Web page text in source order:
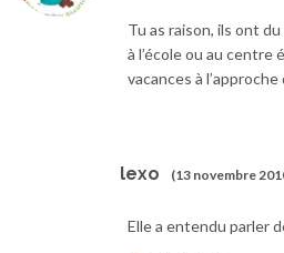
Tu as raison, ils ont
à l’école ou au centre
vacances à l’approche
lexo (13 novembre
Elle a entendu parler